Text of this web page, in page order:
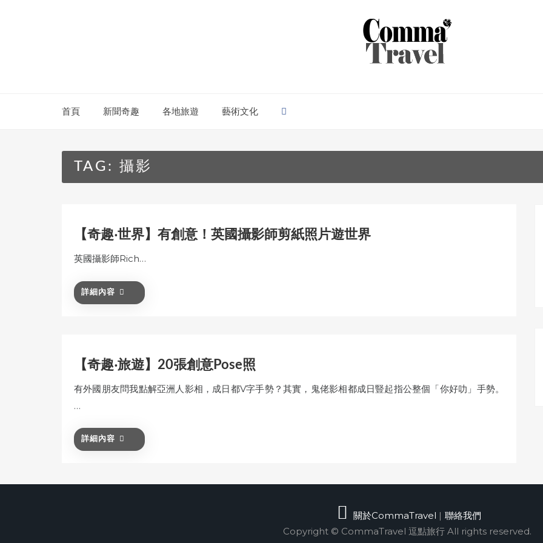
首頁 新聞奇趣 各地旅遊 藝術文化
TAG: 攝影
【奇趣‧世界】有創意！英國攝影師剪紙照片遊世界
英國攝影師Rich…
詳細內容
【奇趣‧旅遊】20張創意Pose照
有外國朋友問我點解亞洲人影相，成日都V字手勢？其實，鬼佬影相都成日豎起指公整個「你好叻」手勢。
…
詳細內容
關於CommaTravel | 聯絡我們
Copyright © CommaTravel 逗點旅行 All rights reserved.